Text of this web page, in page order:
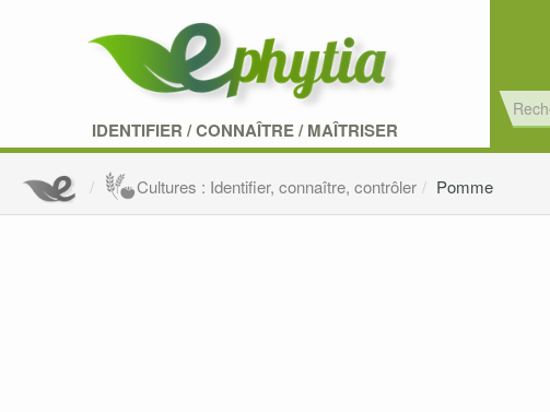
IDENTIFIER /CONNAÎTRE/MAÎTRISER
Cultures : Identifier, connaître, contrôler Pomme